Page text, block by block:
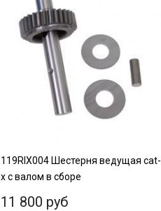
119RIX004 Шестерня ведущая cat-
х с валом в сборе
11 800 руб